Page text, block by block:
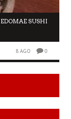
SUSHI
8 AGO 0